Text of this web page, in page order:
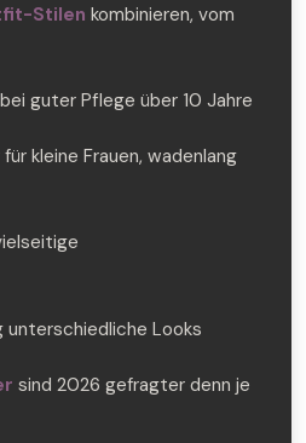
Stilen kombinieren, vom
guter Pflege über 10 Jahre
kleine Frauen, wadenlang
Looks
sind 2026 gefragter denn je